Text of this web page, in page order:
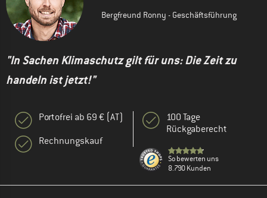
Bergfreund Ronny - Geschäftsführung
"In Sachen Klimaschutz gilt für uns: Die Zeit zu
handeln ist jetzt!"
Portofrei ab 69 € (AT)
Rechnungskauf
100 Tage
Rückgaberecht
So bewerten uns
8.790 Kunden